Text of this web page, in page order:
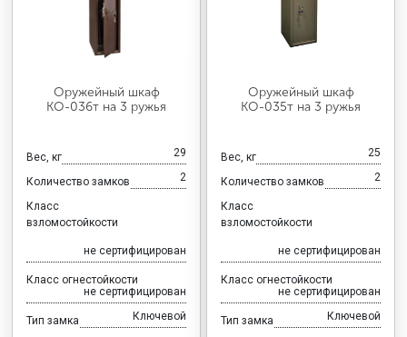
Оружейный шкаф
КО-036т на 3 ружья
Вес, кг 29
Количество замков 2
Класс
взломостойкости
не сертифицирован
Класс огнестойкости
не сертифицирован
Тип замка Ключевой
Оружейный шкаф
КО-035т на 3 ружья
Вес, кг 25
Количество замков 2
Класс
взломостойкости
не сертифицирован
Класс огнестойкости
не сертифицирован
Тип замка Ключевой